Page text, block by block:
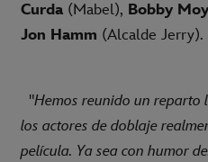
Curda (Mabel), Bobby
Jon Hamm (Alcalde Jerry).
"Hemos reunido un reparto
los actores de doblaje
película. Ya sea con humor